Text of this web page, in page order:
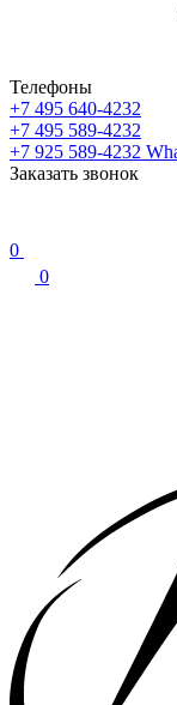
Телефоны
+7 495 640-4232
+7 495 589-4232
+7 925 589-4232
Заказать звонок
0
0